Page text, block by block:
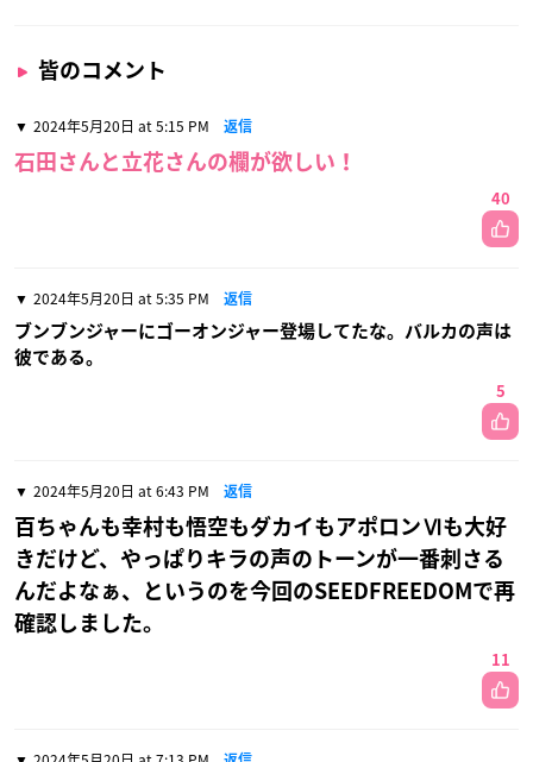
皆のコメント
2024年5月20日 at 5:15 PM 返信
石田さんと立花さんの欄が欲しい！
40
2024年5月20日 at 5:35 PM 返信
ブンブンジャーにゴーオンジャー登場してたな。バルカの声は
彼である。
5
2024年5月20日 at 6:43 PM 返信
百ちゃんも幸村も悟空もダカイもアポロンⅥも大好
きだけど、やっぱりキラの声のトーンが一番刺さる
んだよなぁ、というのを今回のSEEDFREEDOMで再
確認しました。
11